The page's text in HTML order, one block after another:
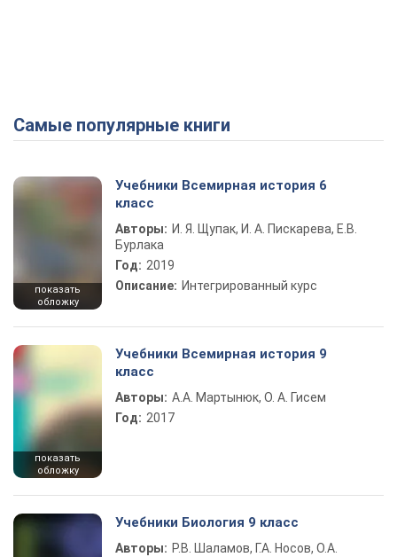
Самые популярные книги
показать
обложку
Учебники Всемирная история 6
класс
Авторы: И. Я. Щупак, И. А. Пискарева, Е.В.
Бурлака
Год: 2019
Описание: Интегрированный курс
показать
обложку
Учебники Всемирная история 9
класс
Авторы: А.А. Мартынюк, О. А. Гисем
Год: 2017
Учебники Биология 9 класс
Авторы: Р.В. Шаламов, Г.А. Носов, О.А.